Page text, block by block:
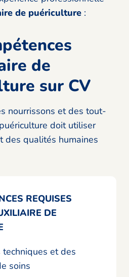
de puériculture :
de
sur CV
nourrissons et des tout-
doit utiliser
des qualités humaines
REQUISES
DE
et des
soins